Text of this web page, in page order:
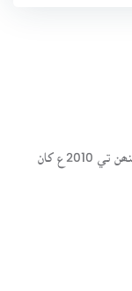
سنڌسلامت ڪتاب گهر ھڪ آن لائين لائبريري آھي، جنھن تي 2010ع کان